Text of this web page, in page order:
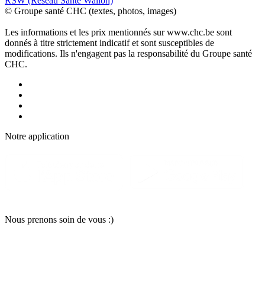
© Groupe santé CHC (textes, photos, images)
Les informations et les prix mentionnés sur www.chc.be sont
donnés à titre strictement indicatif et sont susceptibles de
modifications. Ils n'engagent pas la responsabilité du Groupe santé
CHC.
Notre application
Nous prenons soin de vous :)